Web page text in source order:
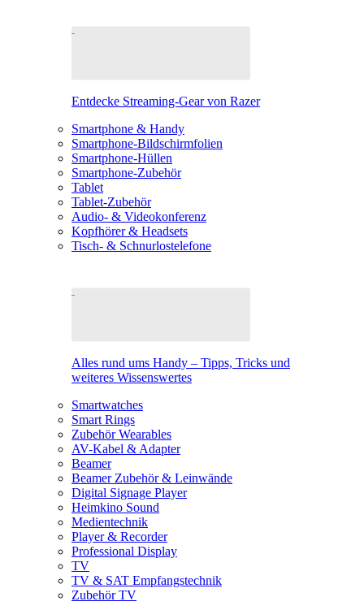
Entdecke Streaming-Gear von Razer
Smartphone & Handy
Smartphone-Bildschirmfolien
Smartphone-Hüllen
Smartphone-Zubehör
Tablet
Tablet-Zubehör
Audio- & Videokonferenz
Kopfhörer & Headsets
Tisch- & Schnurlostelefone
Alles rund ums Handy – Tipps, Tricks und
weiteres Wissenswertes
Smartwatches
Smart Rings
Zubehör Wearables
AV-Kabel & Adapter
Beamer
Beamer Zubehör & Leinwände
Digital Signage Player
Heimkino Sound
Medientechnik
Player & Recorder
Professional Display
TV
TV & SAT Empfangstechnik
Zubehör TV